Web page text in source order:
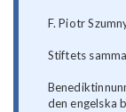
F. Piotr
Stiftets
den engelska